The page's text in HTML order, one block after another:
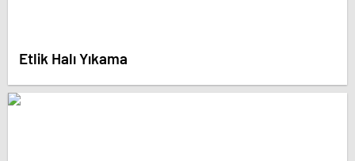
Etlik Halı Yıkama